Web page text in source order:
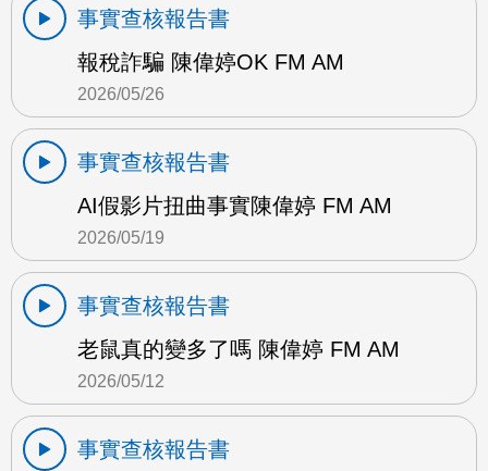
事實查核報告書
報稅詐騙 陳偉婷OK FM AM
2026/05/26
事實查核報告書
AI假影片扭曲事實陳偉婷 FM AM
2026/05/19
事實查核報告書
老鼠真的變多了嗎 陳偉婷 FM AM
2026/05/12
事實查核報告書